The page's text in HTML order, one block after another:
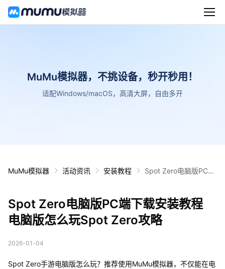
MuMu模拟器，不挑设备，秒开秒用！
适配Windows/macOS，高清大屏，自由多开
MuMu模拟器 活动资讯 安装教程
Spot Zero电脑版PC端
Spot Zero电脑版PC端下载安装教程
电脑版怎么玩Spot Zero攻略
2026-01-04
Spot Zero手游电脑版怎么玩？推荐使用MuMu模拟器，不仅能在电